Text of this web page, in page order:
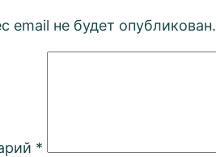
email не будет опубликован.
*